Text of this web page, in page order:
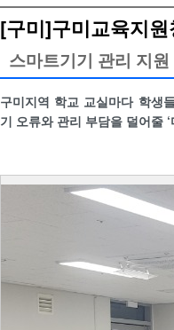
[구미]구미교육지
스마트기기 관리 지
구미지역 학교 교실마다 학생
기 오류와 관리 부담을 덜어줄